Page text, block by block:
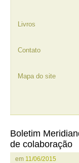
Livros
Contato
Mapa do site
Boletim
de colaboração
em 11/06/2015